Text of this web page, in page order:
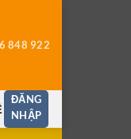
848 922
ĐĂNG
NHẬP